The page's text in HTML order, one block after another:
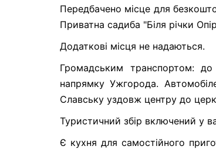
Передбачено місце для
Приватна садиба "Біля річки
Додаткові місця не надаються.
Громадським транспортом:
напрямку Ужгорода.
Славську уздовж центру до
Туристичний збір включений у
Є кухня для самостійного